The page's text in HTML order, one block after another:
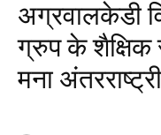
अग्रवालकेडी
ग्रुप के शैक्षिक
मना